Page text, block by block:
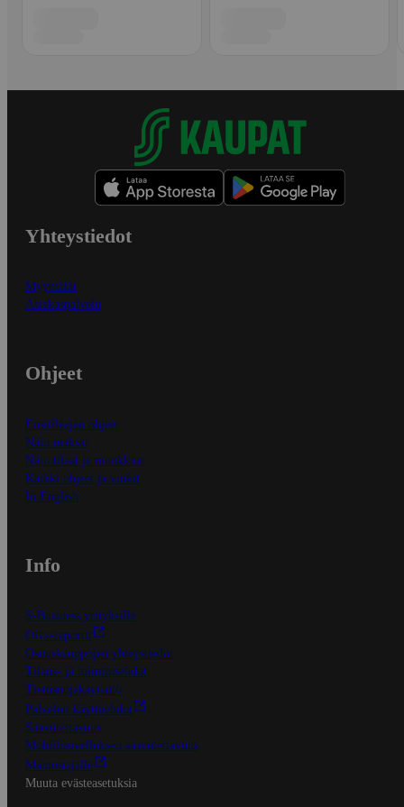
Yhteystiedot
Myymälät
Asiakaspalvelu
Ohjeet
Ensitilaajan ohjeet
Näin maksat
Näin tilaat ja muokkaat
Kaikki ohjeet ja vinkit
In English
Info
S-Business yrityksille
Oiva-raportit
Osuuskauppojen yhteystiedot
Tilaus- ja toimitusehdot
Tietosuojakäytäntö
Palvelun käyttöehdot
Saavutettavuus
Mobiilisovelluksen saavutettavuus
Mainostajalle
Muuta evästeasetuksia